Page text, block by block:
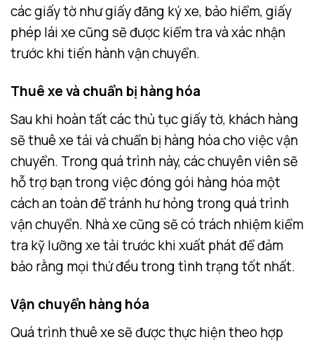
các giấy tờ như giấy đăng ký xe, bảo hiểm, giấy
phép lái xe cũng sẽ được kiểm tra và xác nhận
trước khi tiến hành vận chuyển.
Thuê xe và chuẩn bị hàng hóa
Sau khi hoàn tất các thủ tục giấy tờ, khách hàng
sẽ thuê xe tải và chuẩn bị hàng hóa cho việc vận
chuyển. Trong quá trình này, các chuyên viên sẽ
hỗ trợ bạn trong việc đóng gói hàng hóa một
cách an toàn để tránh hư hỏng trong quá trình
vận chuyển. Nhà xe cũng sẽ có trách nhiệm kiểm
tra kỹ lưỡng xe tải trước khi xuất phát để đảm
bảo rằng mọi thứ đều trong tình trạng tốt nhất.
Vận chuyển hàng hóa
Quá trình thuê xe sẽ được thực hiện theo hợp